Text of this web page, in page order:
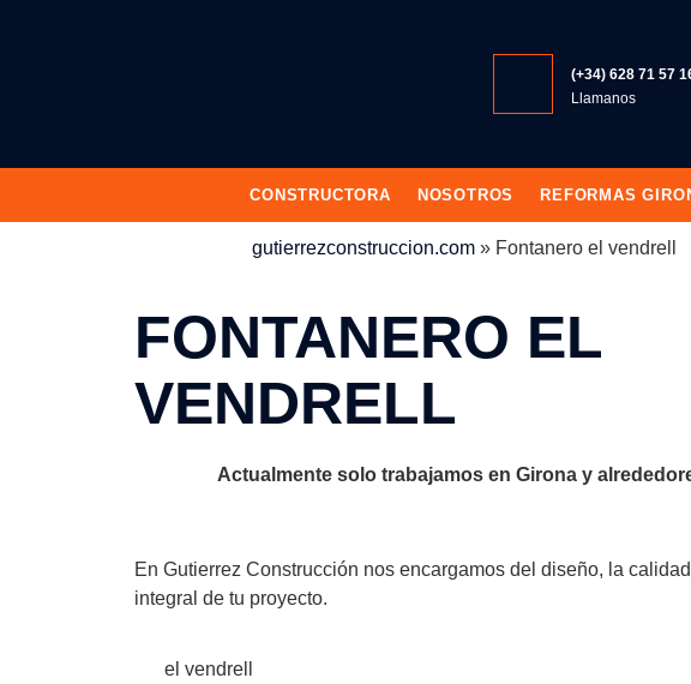
(+34) 628 71 57
Llamanos
CONSTRUCTORA NOSOTROS REFORMAS
gutierrezconstruccion.com » Fontanero el vendrell
FONTANERO EL
VENDRELL
Actualmente solo trabajamos en Girona y
En Gutierrez Construcción nos encargamos del diseño, la
integral de tu proyecto.
el vendrell